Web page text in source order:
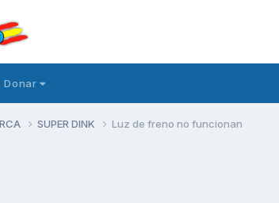
Donar
SUPER DINK Luz de freno no funcionan